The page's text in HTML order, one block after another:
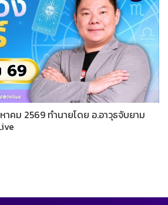
าคม 2569 ทำนายโดย อ.อาวุธจับยาม